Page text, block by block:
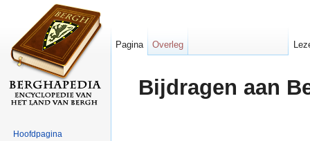
Bijdragen aan
Pagina Overleg
Hoofdpagina